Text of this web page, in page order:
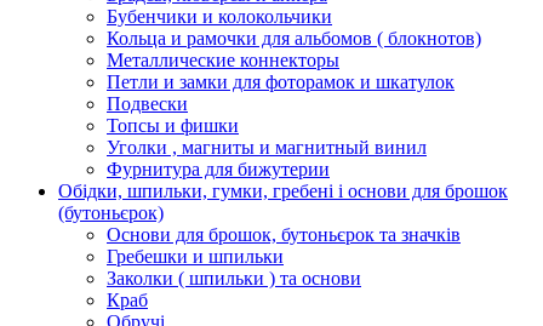
Бубенчики и колокольчики
Кольца и рамочки для альбомов ( блокнотов)
Металлические коннекторы
Петли и замки для фоторамок и шкатулок
Подвески
Топсы и фишки
Уголки , магниты и магнитный винил
Фурнитура для бижутерии
Обідки, шпильки, гумки, гребені і основи для брошок
(бутоньєрок)
Основи для брошок, бутоньєрок та значків
Гребешки и шпильки
Заколки ( шпильки ) та основи
Краб
Обручі